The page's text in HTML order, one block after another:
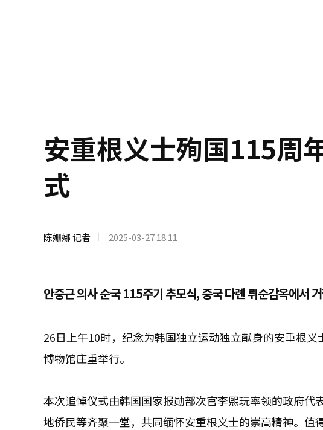
安重根义士殉国115周
式
陈姗娜 记者 2025-03-27 18:11
안중근 의사 순국 115주기 추모식, 중국 다롄 뤼순감옥에서
26日上午10时，纪念为韩国独立运动独立献身的安重根
博物馆庄重举行。
本次追悼仪式由韩国国家报勋部次官李熙玩率领的政府
地侨民等齐聚一堂，共同缅怀安重根义士的崇高精神。